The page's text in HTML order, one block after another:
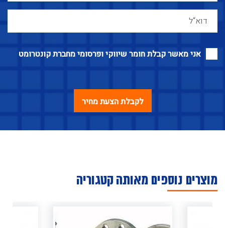
אני מאשר קבלת חומר שיווקי ופרסומי מחברת קונטרומט
מוצרים נוספים מאותה קטגוריה